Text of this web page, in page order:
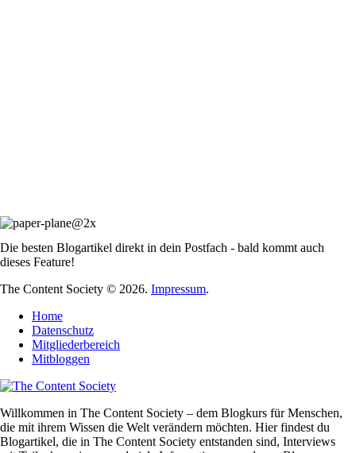
Die besten Blogartikel direkt in dein Postfach - bald kommt auch
dieses Feature!
The Content Society © 2026. Impressum.
Home
Datenschutz
Mitgliederbereich
Mitbloggen
Willkommen in The Content Society – dem Blogkurs für Menschen,
die mit ihrem Wissen die Welt verändern möchten. Hier findest du
Blogartikel, die in The Content Society entstanden sind, Interviews